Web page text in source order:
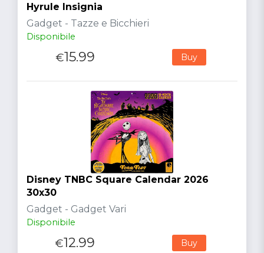
Hyrule Insignia
Gadget - Tazze e Bicchieri
Disponibile
€15.99 Buy
Disney TNBC Square Calendar 2026
30x30
Gadget - Gadget Vari
Disponibile
€12.99 Buy